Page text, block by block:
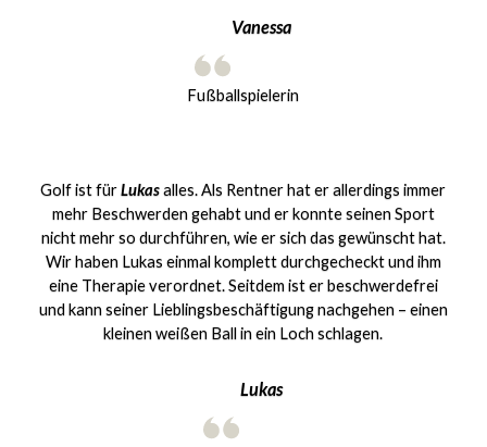
Vanessa
Fußballspielerin
Golf ist fürLukasalles. Als Rentner hat er allerdings immer
mehr Beschwerden gehabt und er konnte seinen Sport
nicht mehr so durchführen, wie er sich das gewünscht hat.
Wir haben Lukas einmal komplett durchgecheckt und ihm
eine Therapie verordnet. Seitdem ist er beschwerdefrei
und kann seiner Lieblingsbeschäftigung nachgehen – einen
kleinen weißen Ball in ein Loch schlagen.
Lukas